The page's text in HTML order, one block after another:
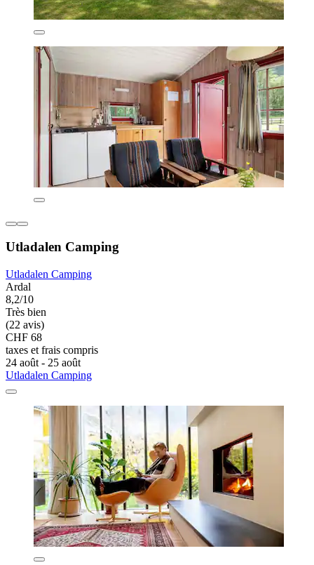
Utladalen Camping
Utladalen Camping
Ardal
8,2/10
Très bien
(22 avis)
CHF 68
taxes et frais compris
24 août - 25 août
Utladalen Camping